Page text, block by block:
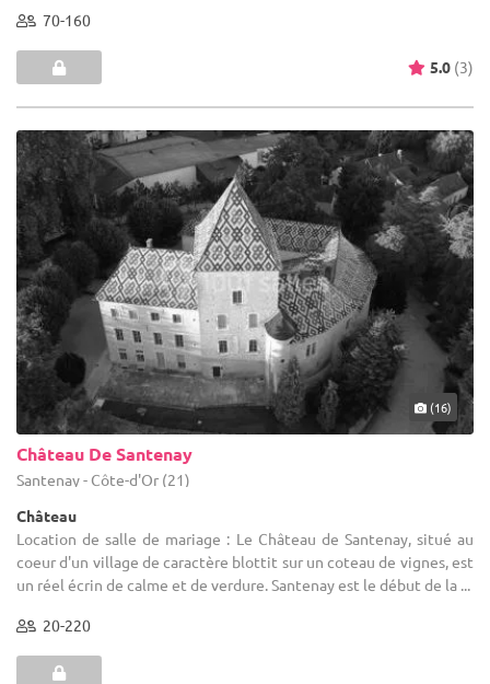
70-160
5.0 (3)
(16)
Château De Santenay
Santenay - Côte-d'Or (21)
Château
Location de salle de mariage : Le Château de Santenay, situé au
coeur d'un village de caractère blottit sur un coteau de vignes, est
un réel écrin de calme et de verdure. Santenay est le début de la ...
20-220